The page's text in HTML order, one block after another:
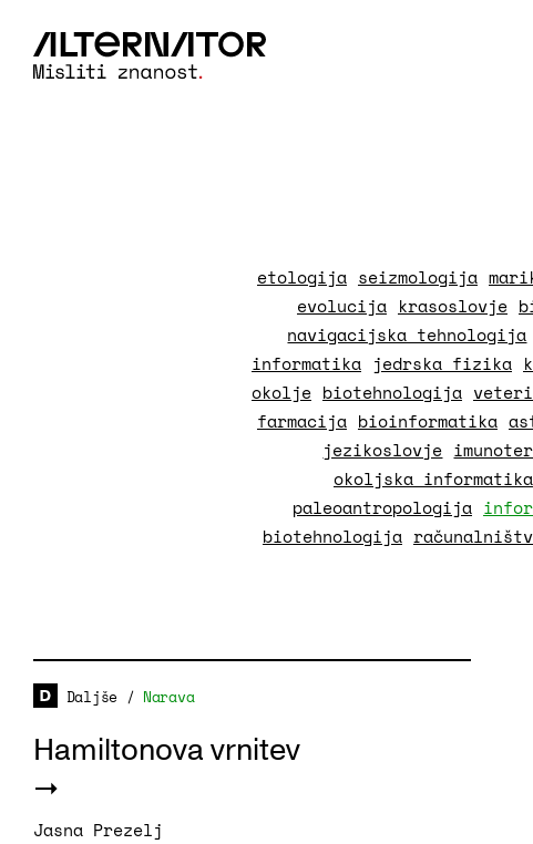
etologija seizmologija
evolucija krasoslovje
navigacijska tehnologija
informatika jedrska fizika
okolje biotehnologija
farmacija bioinformatika
jezikoslovje
okoljska informatika
paleoantropologija
biotehnologija
Daljše / Narava
Hamiltonova vrnitev
Jasna Prezelj